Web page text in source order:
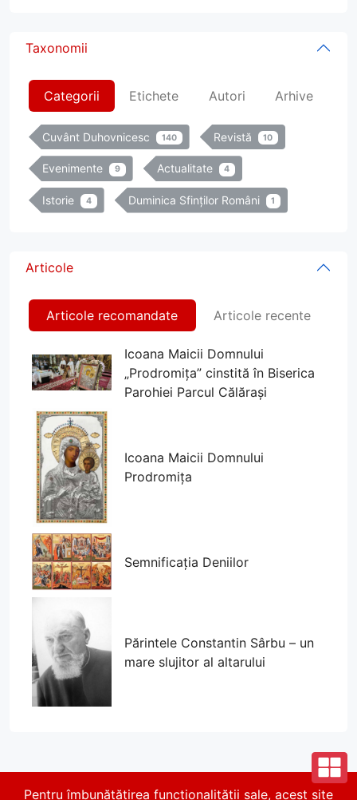
Taxonomii
Categorii Etichete Autori Arhive
Cuvânt Duhovnicesc 140 Revistă 10
Evenimente 9 Actualitate 4
Istorie 4 Duminica Sfinților Români 1
Articole
Articole recomandate Articole recente
Icoana Maicii Domnului
„Prodromița” cinstită în Biserica
Parohiei Parcul Călărași
Icoana Maicii Domnului
Prodromița
Semnificația Deniilor
Părintele Constantin Sârbu – un
mare slujitor al altarului
Pentru îmbunătățirea funcționalității sale, acest site